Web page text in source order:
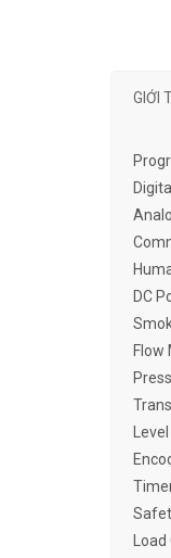
GIỚI
DC
Flow